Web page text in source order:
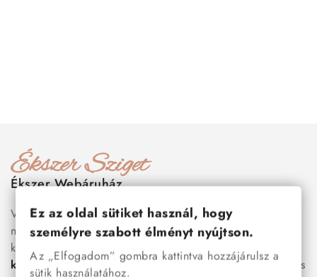
Ékszer Webáruház
Válogass több száz prémium minőségű, stílusos és tartós
nemesacél ékszer és orvosi fém ékszer közül, amelyek
között megtalálhatók a legnépszerűbb darabok is:
karkötők, nőinyakláncok,karikagyűrűk,fülbevalók
és
Ez az oldal sütiket használ, hogy
személyre szabott élményt nyújtson.
Az „Elfogadom” gombra kattintva hozzájárulsz a
sütik használatához.